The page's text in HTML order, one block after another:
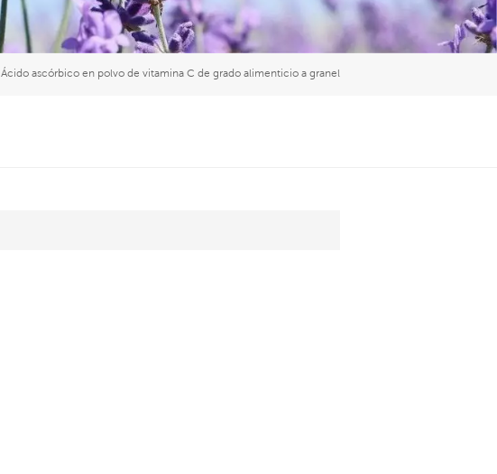
Ácido ascórbico en polvo de vitamina C de grado alimenticio a granel